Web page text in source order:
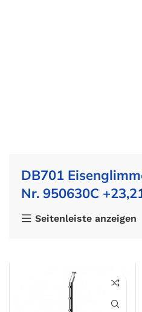
DB701
Nr. 950630C
Seitenleiste anzeigen